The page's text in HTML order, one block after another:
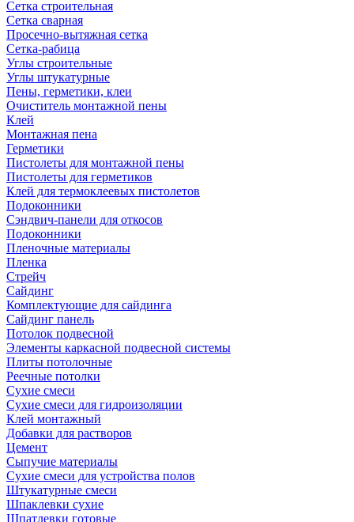
Сетка строительная
Сетка сварная
Просечно-вытяжная сетка
Сетка-рабица
Углы строительные
Углы штукатурные
Пены, герметики, клеи
Очиститель монтажной пены
Клей
Монтажная пена
Герметики
Пистолеты для монтажной пены
Пистолеты для герметиков
Клей для термоклеевых пистолетов
Подоконники
Сэндвич-панели для откосов
Подоконники
Пленочные материалы
Пленка
Стрейч
Сайдинг
Комплектующие для сайдинга
Сайдинг панель
Потолок подвесной
Элементы каркасной подвесной системы
Плиты потолочные
Реечные потолки
Сухие смеси
Сухие смеси для гидроизоляции
Клей монтажный
Добавки для растворов
Цемент
Сыпучие материалы
Сухие смеси для устройства полов
Штукатурные смеси
Шпаклевки сухие
Шпатлевки готовые